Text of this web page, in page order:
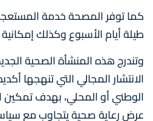
كما توفر المصحة خدمة
طيلة أيام الأسبوع وكذلك
وتندرج هذه المنشأة الصحية
الانتشار المجالي التي تنهجها
الوطني أو المحلي، بهدف
عرض رعاية صحية يتجاوب مع